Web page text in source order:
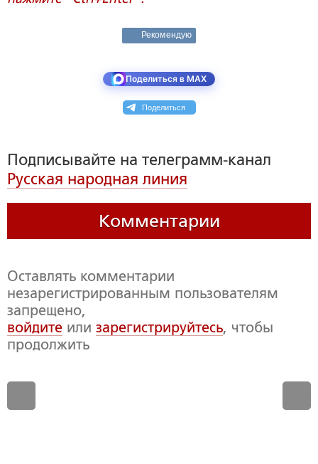
Рекомендую
Поделиться в MAX
Поделиться
Подписывайте на телеграмм-канал
Русская народная линия
Комментарии
Оставлять комментарии
незарегистрированным пользователям
запрещено,
войдите или зарегистрируйтесь, чтобы
продолжить